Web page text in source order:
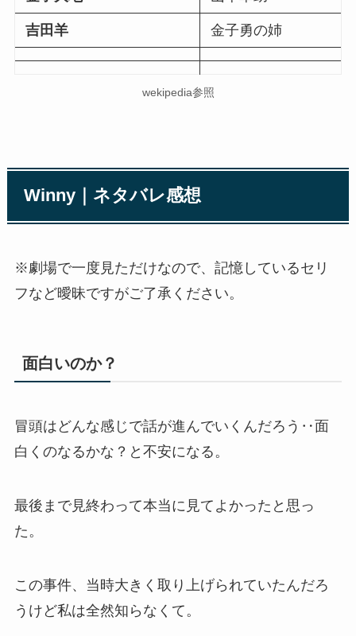
吉田羊 金子勇の姉
wekipedia参照
Winny｜ネタバレ感想
※劇場で一度見ただけなので、記憶しているセリ
フなど曖昧ですがご了承ください。
面白いのか？
冒頭はどんな感じで話が進んでいくんだろう‥面
白くのなるかな？と不安になる。
最後まで見終わって本当に見てよかったと思っ
た。
この事件、当時大きく取り上げられていたんだろ
うけど私は全然知らなくて。